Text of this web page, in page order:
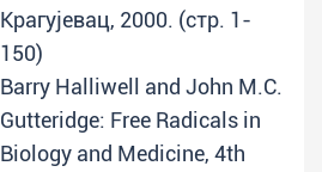
Крагујевац, 2000. (стр. 1-
150)
Barry Halliwell and John M.C.
Gutteridge: Free Radicals in
Biology and Medicine, 4th